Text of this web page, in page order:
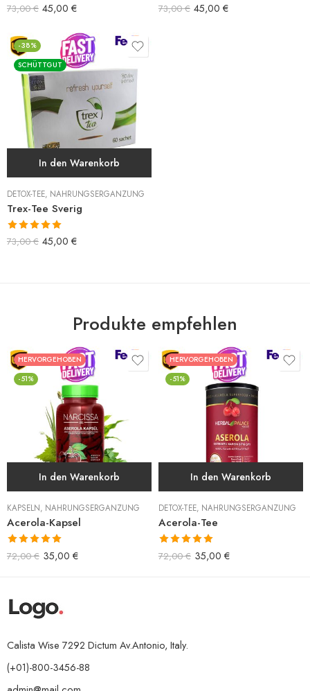
73,00€ 45,00 € 73,00€ 45,00 €
-38%
SCHÜTTGUT
In den Warenkorb
DETOX-TEE, NAHRUNGSERGÄNZUNG
Trex-Tee Sverig
Bewertet mit
73,00€ 45,00 €
Produkte empfehlen
HERVORGEHOBEN
-51%
In den Warenkorb
KAPSELN, NAHRUNGSERGÄNZUNG
Acerola-Kapsel
Bewertet mit
5.00von 5
72,00€ 35,00 €
HERVORGEHOBEN
-51%
In den Warenkorb
DETOX-TEE, NAHRUNGSERGÄNZUNG
Acerola-Tee
Bewertet mit
5.00von 5
72,00€ 35,00 €
Calista Wise 7292 Dictum Av.Antonio, Italy.
(+01)-800-3456-88